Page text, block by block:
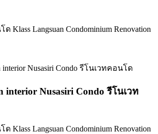
Klass Langsuan Condominium Renovation
interior Nusasiri Condo รีโนเวท
Klass Langsuan Condominium Renovation